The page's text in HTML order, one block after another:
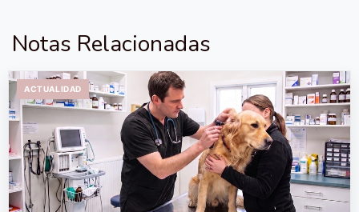
Notas Relacionadas
ACTUALIDAD